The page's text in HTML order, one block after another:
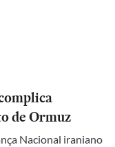
de Ormuz
Nacional iraniano